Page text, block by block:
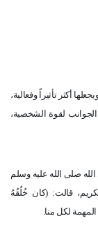
أكثر تأثيراً وفعالية،
لقوة الشخصية،
صلى الله عليه وسلم
قالت: (كان خُلُقُهُ
لكل منا.